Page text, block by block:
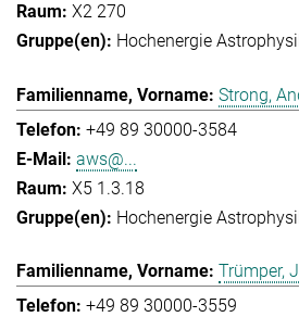
X2 270
Hochenergie
Strong,
+49 89 30000-3584
aws@...
X5 1.3.18
Hochenergie
Trümper,
+49 89 30000-3559